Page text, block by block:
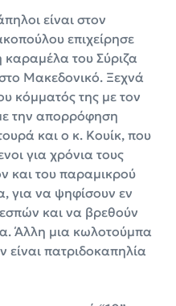
είναι στον
επιχείρησε
του Σύριζα
Μακεδονικό. Ξεχνά
κόμματός της με τον
την απορρόφηση
και ο κ. Κουίκ, που
για χρόνια τους
και του παραμικρού
για να ψηφίσουν εν
και να βρεθούν
Άλλη μια κωλοτούμπα
πατριδοκαπηλία